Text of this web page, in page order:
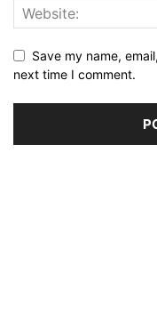
Save my name,
next time I comment.